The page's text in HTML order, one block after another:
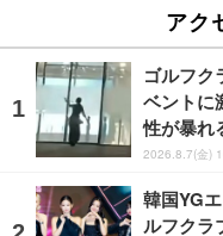
アク
ゴルフク
ベントに
性が暴れ
2026.8.7(金)
韓国YG
ルフクラ